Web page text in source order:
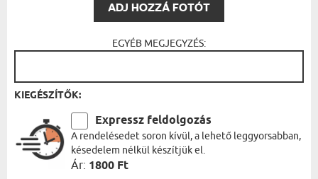
ADJ HOZZÁ FOTÓT
EGYÉB MEGJEGYZÉS:
KIEGÉSZÍTŐK:
Expressz feldolgozás
A rendelésedet soron kívül, a lehető leggyorsabban,
késedelem nélkül készítjük el.
Ár: 1800 Ft